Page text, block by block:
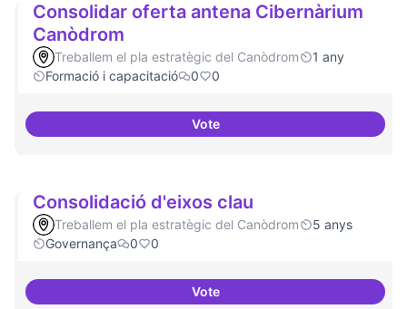
Consolidar oferta antena Cibernàrium
Canòdrom
Treballem el pla estratègic del Canòdrom
1 any
Formació i capacitació
0 0
VoteConsolidar oferta antena
Consolidació d'eixos clau
Treballem el pla estratègic del Canòdrom
5 anys
Governança
0 0
VoteConsolidació d'eixos clau